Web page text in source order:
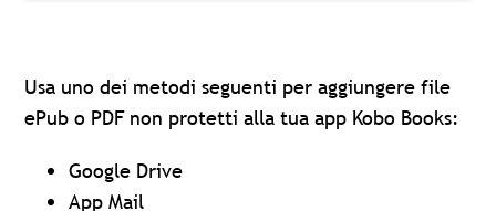
Usa uno dei metodi seguenti per aggiungere file
ePub o PDF non protetti alla tua app Kobo Books:
Google Drive
App Mail